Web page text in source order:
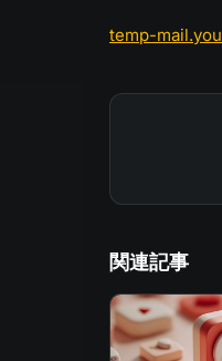
temp-mail.you
関連記事